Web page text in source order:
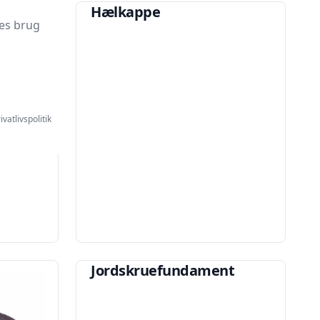
Hælkappe
Jordskruefundament
brug